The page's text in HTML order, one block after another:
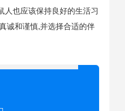
人也应该保持良好的生活习
诚和谨慎,并选择合适的伴